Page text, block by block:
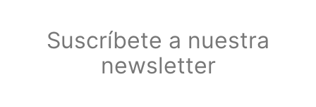
Suscríbete a nuestra
newsletter